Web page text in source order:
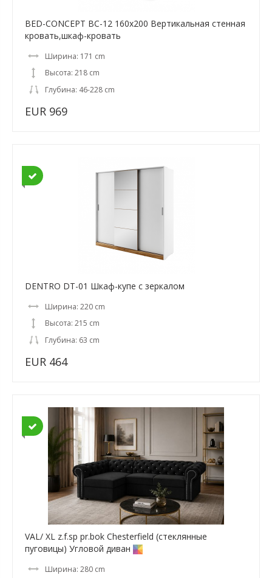
BED-CONCEPT BC-12 160x200 Вертикальная cтенная
кровать,шкаф-кровать
Ширина: 171 cm
Высота: 218 cm
Глубина: 46-228 cm
EUR 969
DENTRO DT-01 Шкаф-купе с зеркалом
Ширина: 220 cm
Высота: 215 cm
Глубина: 63 cm
EUR 464
VAL/ XL z.f.sp pr.bok Chesterfield (стеклянные
пуговицы) Угловой диван
Ширина: 280 cm